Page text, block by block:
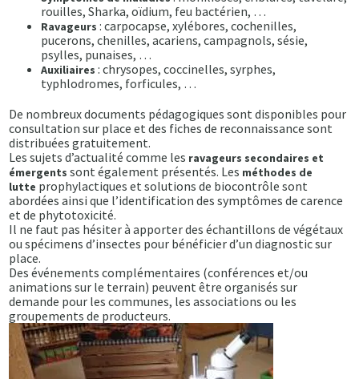
rouilles, Sharka, oïdium, feu bactérien, …
Ravageurs : carpocapse, xylébores, cochenilles,
pucerons, chenilles, acariens, campagnols, sésie,
psylles, punaises, …
Auxiliaires : chrysopes, coccinelles, syrphes,
typhlodromes, forficules, …
De nombreux documents pédagogiques sont disponibles pour
consultation sur place et des fiches de reconnaissance sont
distribuées gratuitement.
Les sujets d’actualité comme les ravageurs secondaires et
émergents sont également présentés. Les méthodes de
lutte prophylactiques et solutions de biocontrôle sont
abordées ainsi que l’identification des symptômes de carence
et de phytotoxicité.
Il ne faut pas hésiter à apporter des échantillons de végétaux
ou spécimens d’insectes pour bénéficier d’un diagnostic sur
place.
Des événements complémentaires (conférences et/ou
animations sur le terrain) peuvent être organisés sur
demande pour les communes, les associations ou les
groupements de producteurs.